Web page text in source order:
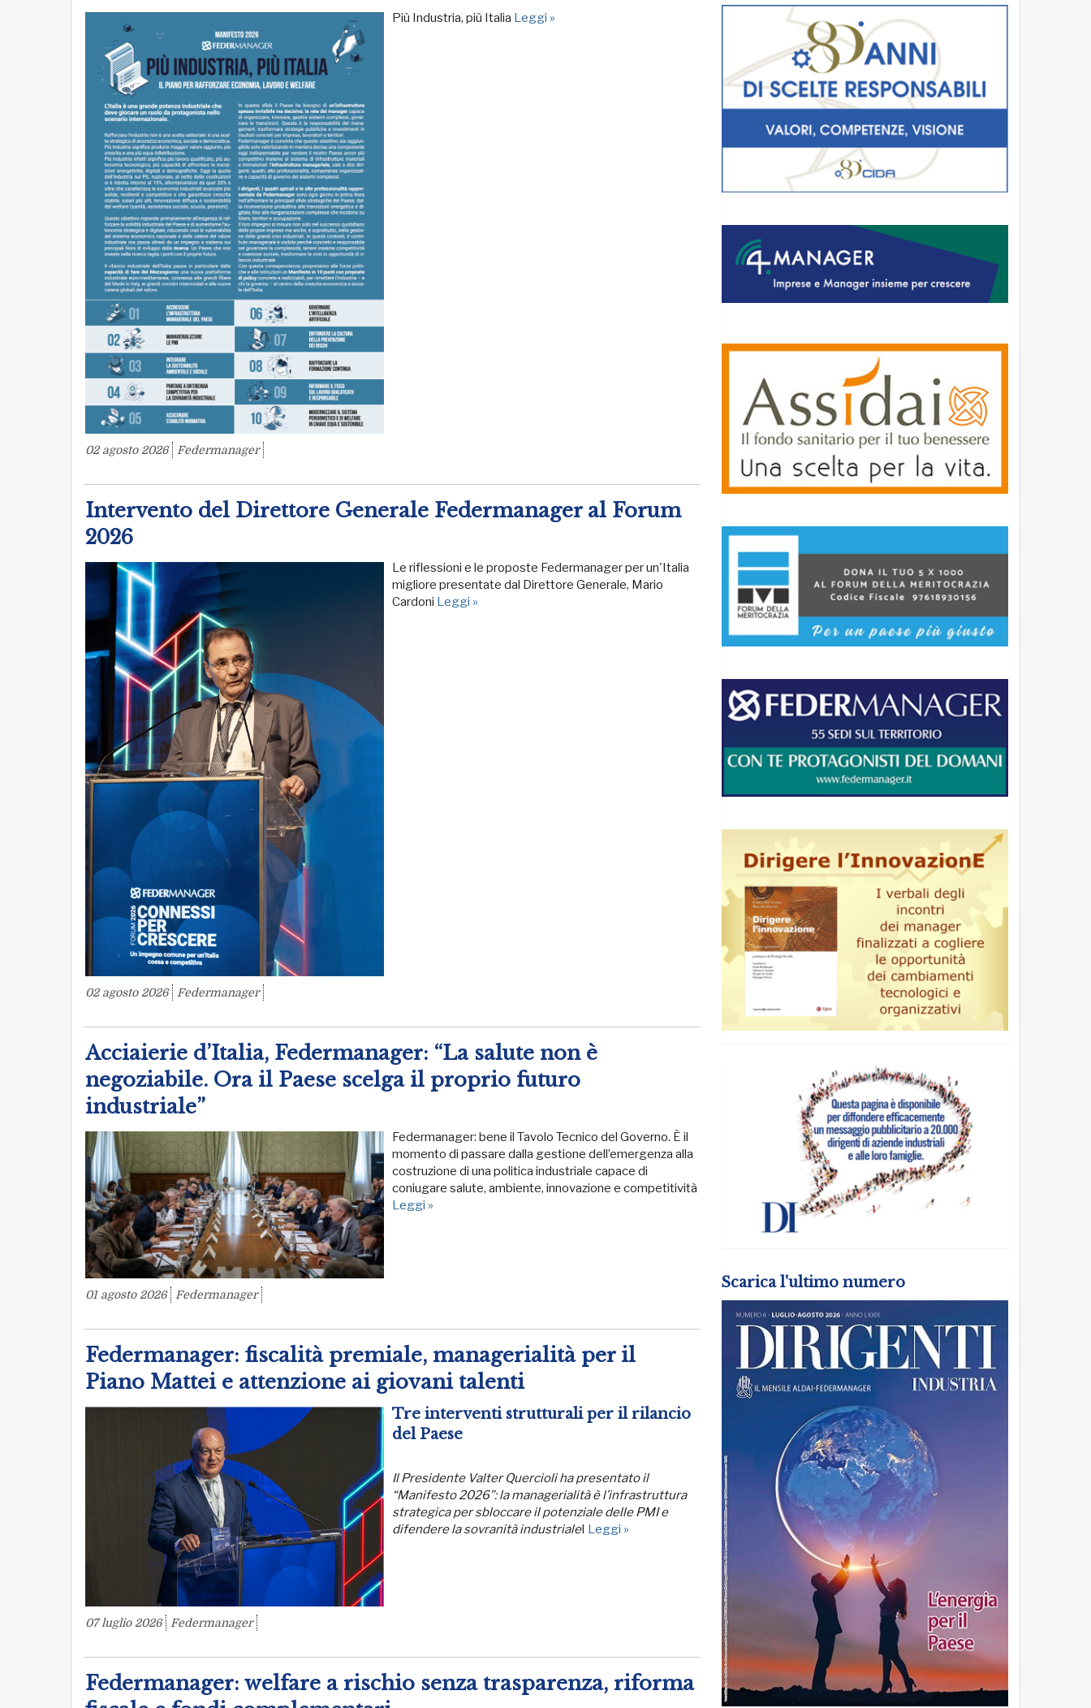
Più Industria, più Italia Leggi »
02 agosto 2026 Federmanager
Intervento del Direttore Generale Federmanager al Forum
2026
Le riflessioni e le proposte Federmanager per un'Italia
migliore presentate dal Direttore Generale, Mario
Cardoni Leggi »
02 agosto 2026 Federmanager
Acciaierie d’Italia, Federmanager: “La salute non è
negoziabile. Ora il Paese scelga il proprio futuro
industriale”
Federmanager: bene il Tavolo Tecnico del Governo. È il
momento di passare dalla gestione dell’emergenza alla
costruzione di una politica industriale capace di
coniugare salute, ambiente, innovazione e competitività
Leggi »
01 agosto 2026 Federmanager
Federmanager: fiscalità premiale, managerialità per il
Piano Mattei e attenzione ai giovani talenti
Tre interventi strutturali per il rilancio
del Paese
Il Presidente Valter Quercioli ha presentato il
“Manifesto 2026”: la managerialità è l’infrastruttura
strategica per sbloccare il potenziale delle PMI e
difendere la sovranità industrialeI Leggi »
07 luglio 2026 Federmanager
Federmanager: welfare a rischio senza trasparenza, riforma
Scarica l'ultimo numero